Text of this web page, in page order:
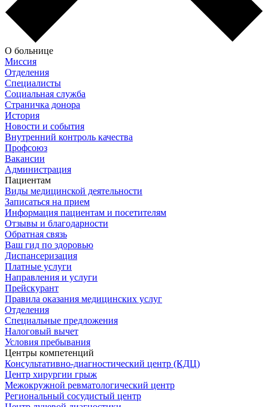
О больнице
Миссия
Отделения
Специалисты
Социальная служба
Страничка донора
История
Новости и события
Внутренний контроль качества
Профсоюз
Вакансии
Администрация
Пациентам
Виды медицинской деятельности
Записаться на прием
Информация пациентам и посетителям
Отзывы и благодарности
Обратная связь
Ваш гид по здоровью
Диспансеризация
Платные услуги
Направления и услуги
Прейскурант
Правила оказания медицинских услуг
Отделения
Специальные предложения
Налоговый вычет
Условия пребывания
Центры компетенций
Консультативно-диагностический центр (КДЦ)
Центр хирургии грыж
Межокружной ревматологический центр
Региональный сосудистый центр